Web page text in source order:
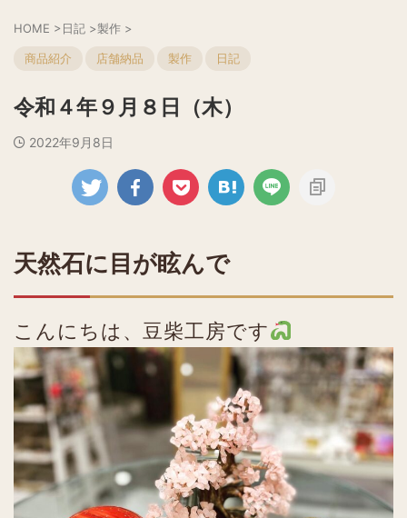
HOME >日記 >製作 >
商品紹介 店舗納品 製作 日記
令和４年９月８日（木）
2022年9月8日
天然石に目が眩んで
こんにちは、豆柴工房です